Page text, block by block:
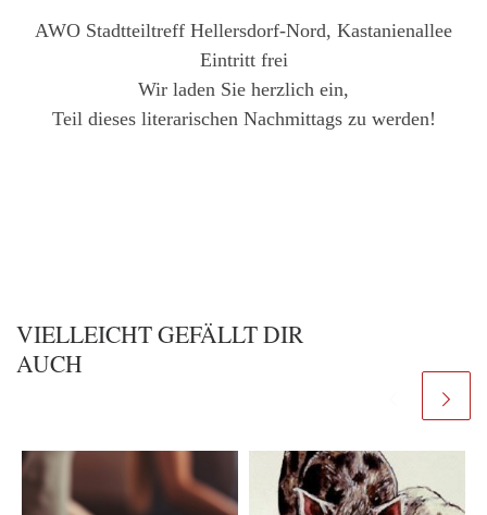
AWO Stadtteiltreff Hellersdorf-Nord, Kastanienallee
Eintritt frei
Wir laden Sie herzlich ein,
Teil dieses literarischen Nachmittags zu werden!
VIELLEICHT GEFÄLLT DIR
AUCH